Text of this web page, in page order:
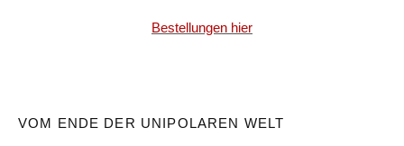
Bestellungen hier
VOM ENDE DER UNIPOLAREN WELT